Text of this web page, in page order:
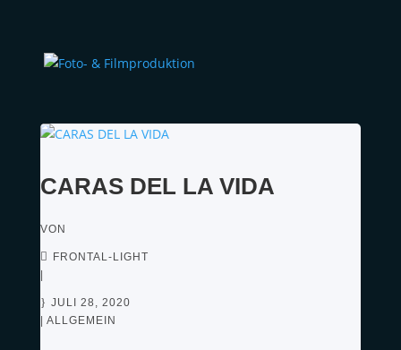
CARAS DEL LA VIDA
VON
FRONTAL-LIGHT
JULI 28, 2020
ALLGEMEIN